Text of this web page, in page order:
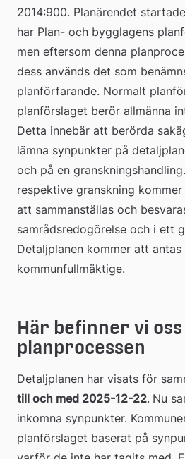
2014:900. Planärendet
har Plan- och bygglagens
men eftersom denna
dess används det som
planförfarande. Normalt
planförslaget berör allmänna
Detta innebär att berörda
lämna synpunkter på
och på en
respektive granskning
att sammanställas och
samrådsredogörelse och i ett
Detaljplanen kommer att antas
kommunfullmäktige.
Här befinner vi oss
planprocessen
Detaljplanen har visats för
till och med 2025-12-22. Nu
inkomna synpunkter.
planförslaget baserat på